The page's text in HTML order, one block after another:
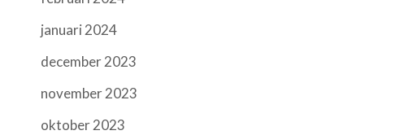
januari 2024
december 2023
november 2023
oktober 2023